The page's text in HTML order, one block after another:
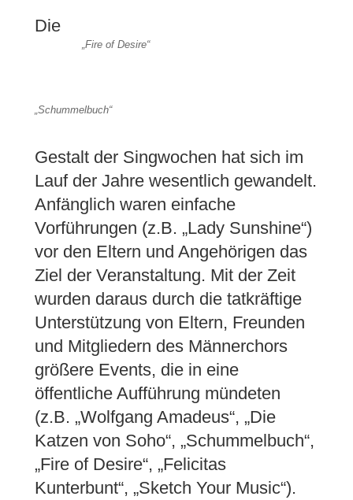
„Fire of Desire“
„Schummelbuch“
Die
Gestalt der Singwochen hat sich im
Lauf der Jahre wesentlich gewandelt.
Anfänglich waren einfache
Vorführungen (z.B. „Lady Sunshine“)
vor den Eltern und Angehörigen das
Ziel der Veranstaltung. Mit der Zeit
wurden daraus durch die tatkräftige
Unterstützung von Eltern, Freunden
und Mitgliedern des Männerchors
größere Events, die in eine
öffentliche Aufführung mündeten
(z.B. „Wolfgang Amadeus“, „Die
Katzen von Soho“, „Schummelbuch“,
„Fire of Desire“, „Felicitas
Kunterbunt“, „Sketch Your Music“).